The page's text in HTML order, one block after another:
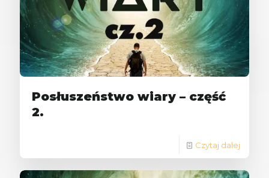
Posłuszeństwo wiary – część
2.
Czytaj dalej